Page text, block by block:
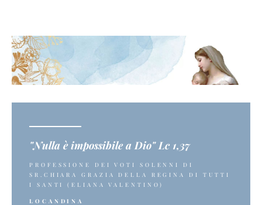
"Nulla è impossibile a Dio" Lc 1,37
PROFESSIONE DEI VOTI SOLENNI DI
SR.CHIARA GRAZIA DELLA REGINA DI TUTTI
I SANTI (ELIANA VALENTINO)
LOCANDINA